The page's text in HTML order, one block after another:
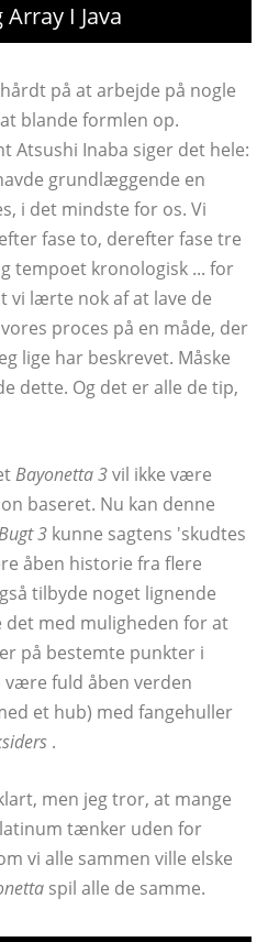
I Java
på at arbejde på nogle
blande formlen op.
Atsushi Inaba siger det hele:
grundlæggende en
i det mindste for os. Vi
fase to, derefter fase tre
tempoet kronologisk ... for
vi lærte nok af at lave de
proces på en måde, der
lige har beskrevet. Måske
dette. Og det er alle de tip,
Bayonetta 3vil ikke være
baseret. Nu kan denne
3 kunne sagtens 'skudtes
åben historie fra flere
tilbyde noget lignende
det med muligheden for at
på bestemte punkter i
være fuld åben verden
et hub) med fangehuller
.
men jeg tror, ​​at mange
tænker uden for
vi alle sammen ville elske
spil alle de samme.